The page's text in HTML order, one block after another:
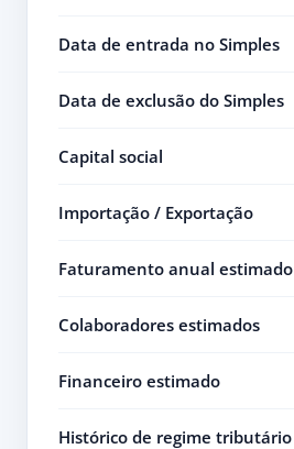
Data de entrada no Simples
Data de exclusão do Simples
Capital social
Importação / Exportação
Faturamento anual estimado
Colaboradores estimados
Financeiro estimado
Histórico de regime tributário